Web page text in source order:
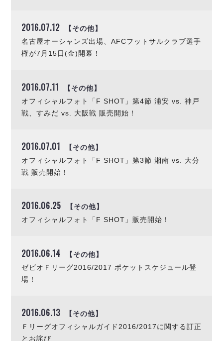
名古屋オーシャンズ
シュライカー大阪
ボルクバレット北九州
選手の通算記録（Ｆ２）
リガーレヴィア葛飾
Y．S．C．C．横浜
ヴィンセドール白山
デウソン神戸
ポルセイド浜田
FOLLOW US!
2016.07.12 【その他】
名古屋オーシャンズ出場、AFCフットサルクラブ選手
権が7月15日(金)開幕！
2016.07.11 【その他】
オフィシャルフォト「F SHOT」第4節 浦安 vs. 神戸
戦、すみだ vs. 大阪戦 販売開始！
2016.07.01 【その他】
オフィシャルフォト「F SHOT」第3節 湘南 vs. 大分
戦 販売開始！
2016.06.25 【その他】
オフィシャルフォト「F SHOT」販売開始！
2016.06.14 【その他】
ゼビオＦリーグ2016/2017 ポケットスケジュール登
場！
2016.06.13 【その他】
Ｆリーグオフィシャルガイド2016/2017に関する訂正
とお詫び